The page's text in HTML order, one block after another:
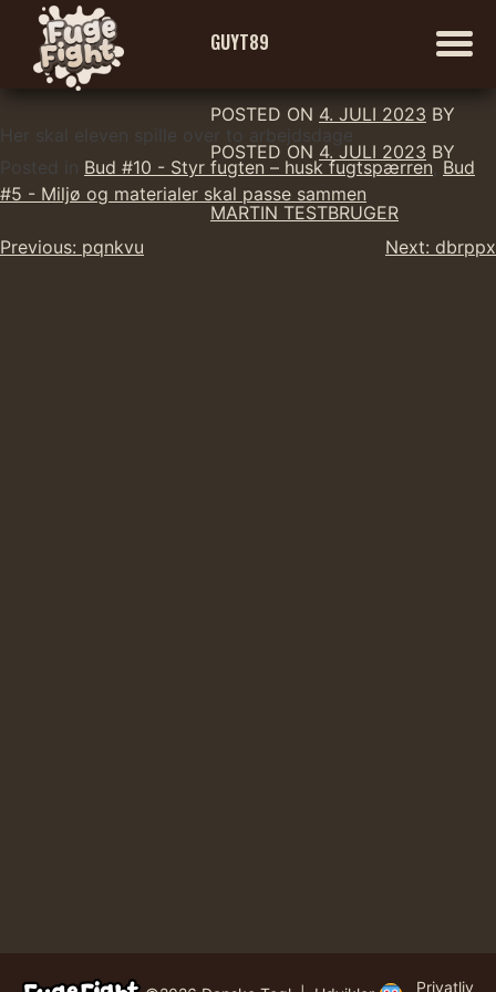
Skip
to
content
GUYT89
POSTED ON 4. JULI 2023 BY
POSTED ON 4. JULI 2023 BY
MARTIN TESTBRUGER
Her skal eleven spille over to arbejdsdage
Posted in Bud #10 - Styr fugten – husk fugtspærren Bud
#5 - Miljø og materialer skal passe sammen
Indlægsnavigation
Previous: pqnkvu Next: dbrppx
Privatliv